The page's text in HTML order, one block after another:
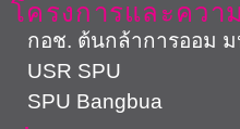
โครงการและควา
ช. ต้นกล้าการออม ม
SPU
Bangbua